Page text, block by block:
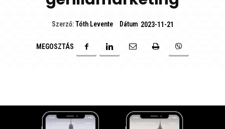
Szerző: Tóth Levente Dátum 2023-11-21
MEGOSZTÁS